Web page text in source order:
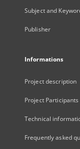
Subject and
Publisher
Informations
Project description
Project Participants
Technical
Frequently asked